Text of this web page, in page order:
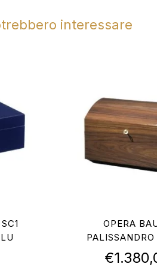
interessare
OPERA
€